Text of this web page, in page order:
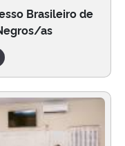
Brasileiro de
as